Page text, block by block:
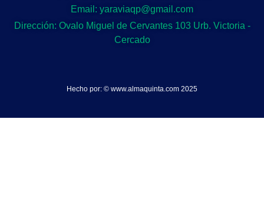
Email: yaraviaqp@gmail.com
Dirección: Ovalo Miguel de Cervantes 103 Urb. Victoria -
Cercado
Hecho por: © www.almaquinta.com 2025